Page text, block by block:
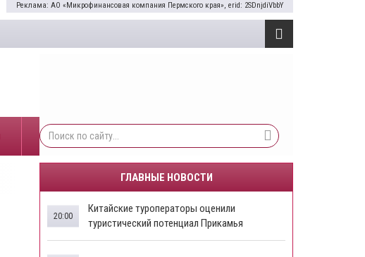
Реклама: АО «Микрофинансовая компания Пермского края», erid: 2SDnjdiVbbY
ГЛАВНЫЕ НОВОСТИ
Китайские туроператоры оценили
туристический потенциал Прикамья
20:00